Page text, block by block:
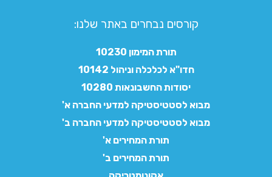
קורסים נבחרים באתר שלנו:​
תורת המימון 10230
חדו"א לכלכלה וניהול 10142
יסודות החשבונאות 10280
מבוא לסטטיסטיקה למדעי החברה א'
מבוא לסטטיסטיקה למדעי החברה ב'
תורת המחירים א'
תורת המחירים ב'